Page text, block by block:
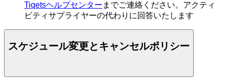
Tiqetsヘルプセンター までご連絡ください。アクティ
ビティサプライヤーの代わりに回答いたします
スケジュール変更とキャンセルポリシー